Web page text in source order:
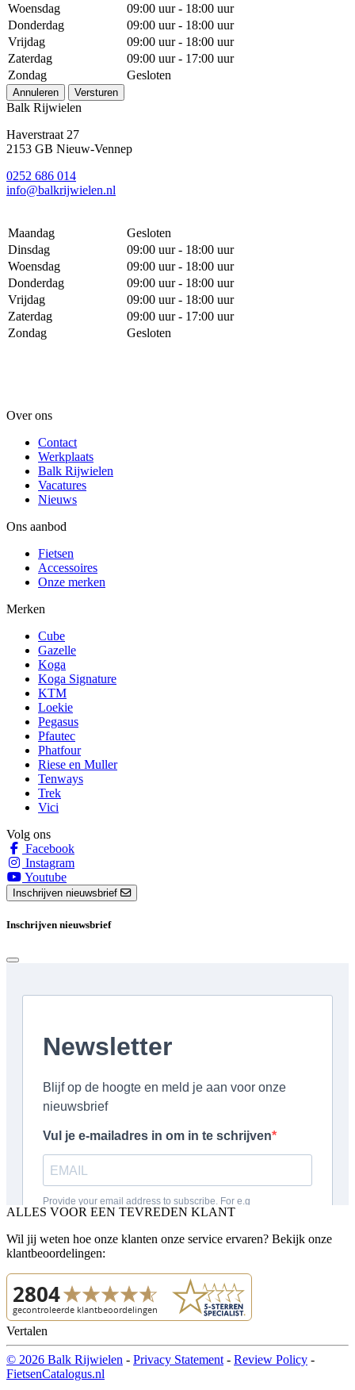
Woensdag
09:00 uur - 18:00 uur
Donderdag
09:00 uur - 18:00 uur
Vrijdag
09:00 uur - 18:00 uur
Zaterdag
09:00 uur - 17:00 uur
Zondag
Gesloten
Annuleren Versturen
Balk Rijwielen
Haverstraat 27
2153 GB Nieuw-Vennep
0252 686 014
info@balkrijwielen.nl
Maandag
Gesloten
Dinsdag
09:00 uur - 18:00 uur
Woensdag
09:00 uur - 18:00 uur
Donderdag
09:00 uur - 18:00 uur
Vrijdag
09:00 uur - 18:00 uur
Zaterdag
09:00 uur - 17:00 uur
Zondag
Gesloten
Over ons
Contact
Werkplaats
Balk Rijwielen
Vacatures
Nieuws
Ons aanbod
Fietsen
Accessoires
Onze merken
Merken
Cube
Gazelle
Koga
Koga Signature
KTM
Loekie
Pegasus
Pfautec
Phatfour
Riese en Muller
Tenways
Trek
Vici
Volg ons
Facebook
Instagram
Youtube
Inschrijven nieuwsbrief
Inschrijven nieuwsbrief
ALLES VOOR EEN TEVREDEN KLANT
Wil jij weten hoe onze klanten onze service ervaren? Bekijk onze
klantbeoordelingen:
Vertalen
© 2026 Balk Rijwielen - Privacy Statement - Review Policy -
FietsenCatalogus.nl